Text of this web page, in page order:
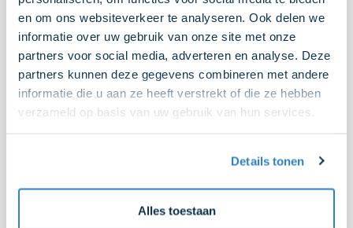
en om ons websiteverkeer te analyseren. Ook delen we
informatie over uw gebruik van onze site met onze
partners voor social media, adverteren en analyse. Deze
partners kunnen deze gegevens combineren met andere
informatie die u aan ze heeft verstrekt of die ze hebben
verzameld op basis van uw gebruik van hun services.
Details tonen
Alles toestaan
Maar hoe zit het met de energietransitie, vraag je
je misschien af? Ook daarin heeft de familie
Marees een nieuwe stap gezet: een stap richting
de toekomst. Waar eerder de volledige focus lag
op fossiele brandstoffen, bevinden wij ons nu
midden in de energietransitie. Denk hierbij aan de
verantwoord ondernemen, het verminderen van
Energy en was- en laadlocaties. Ook op deze
gebieden zijn wij actief en toekomstgericht bezig.